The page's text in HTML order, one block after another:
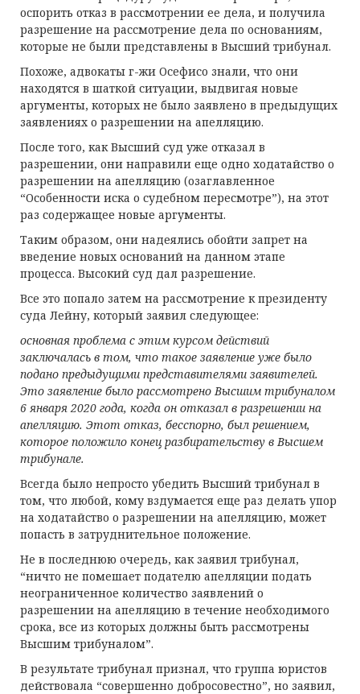
оспорить отказ в рассмотрении ее дела, и получила
разрешение на рассмотрение дела по основаниям,
которые не были представлены в Высший трибунал.
Похоже, адвокаты г-жи Осефисо знали, что они
находятся в шаткой ситуации, выдвигая новые
аргументы, которых не было заявлено в предыдущих
заявлениях о разрешении на апелляцию.
После того, как Высший суд уже отказал в
разрешении, они направили еще одно ходатайство о
разрешении на апелляцию (озаглавленное
“Особенности иска о судебном пересмотре”), на этот
раз содержащее новые аргументы.
Таким образом, они надеялись обойти запрет на
введение новых оснований на данном этапе
процесса. Высокий суд дал разрешение.
Все это попало затем на рассмотрение к президенту
суда Лейну, который заявил следующее:
основная проблема с этим курсом действий
заключалась в том, что такое заявление уже было
подано предыдущими представителями заявителей.
Это заявление было рассмотрено Высшим трибуналом
6 января 2020 года, когда он отказал в разрешении на
апелляцию. Этот отказ, бесспорно, был решением,
которое положило конец разбирательству в Высшем
трибунале.
Всегда было непросто убедить Высший трибунал в
том, что любой, кому вздумается еще раз делать упор
на ходатайство о разрешении на апелляцию, может
попасть в затруднительное положение.
Не в последнюю очередь, как заявил трибунал,
“ничто не помешает подателю апелляции подать
неограниченное количество заявлений о
разрешении на апелляцию в течение необходимого
срока, все из которых должны быть рассмотрены
Высшим трибуналом”.
В результате трибунал признал, что группа юристов
действовала “совершенно добросовестно”, но заявил,